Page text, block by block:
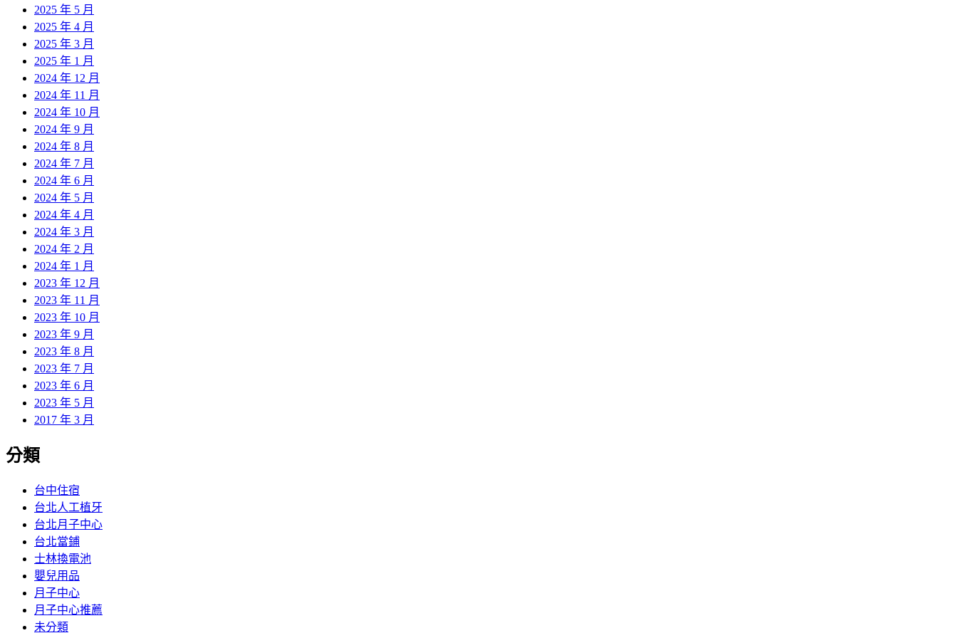
2025 年 5 月
2025 年 4 月
2025 年 3 月
2025 年 1 月
2024 年 12 月
2024 年 11 月
2024 年 10 月
2024 年 9 月
2024 年 8 月
2024 年 7 月
2024 年 6 月
2024 年 5 月
2024 年 4 月
2024 年 3 月
2024 年 2 月
2024 年 1 月
2023 年 12 月
2023 年 11 月
2023 年 10 月
2023 年 9 月
2023 年 8 月
2023 年 7 月
2023 年 6 月
2023 年 5 月
2017 年 3 月
分類
台中住宿
台北人工植牙
台北月子中心
台北當鋪
士林換電池
嬰兒用品
月子中心
月子中心推薦
未分類